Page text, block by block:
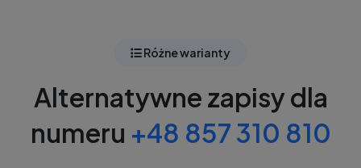
Różne warianty
Alternatywne zapisy dla
numeru +48 857 310 810